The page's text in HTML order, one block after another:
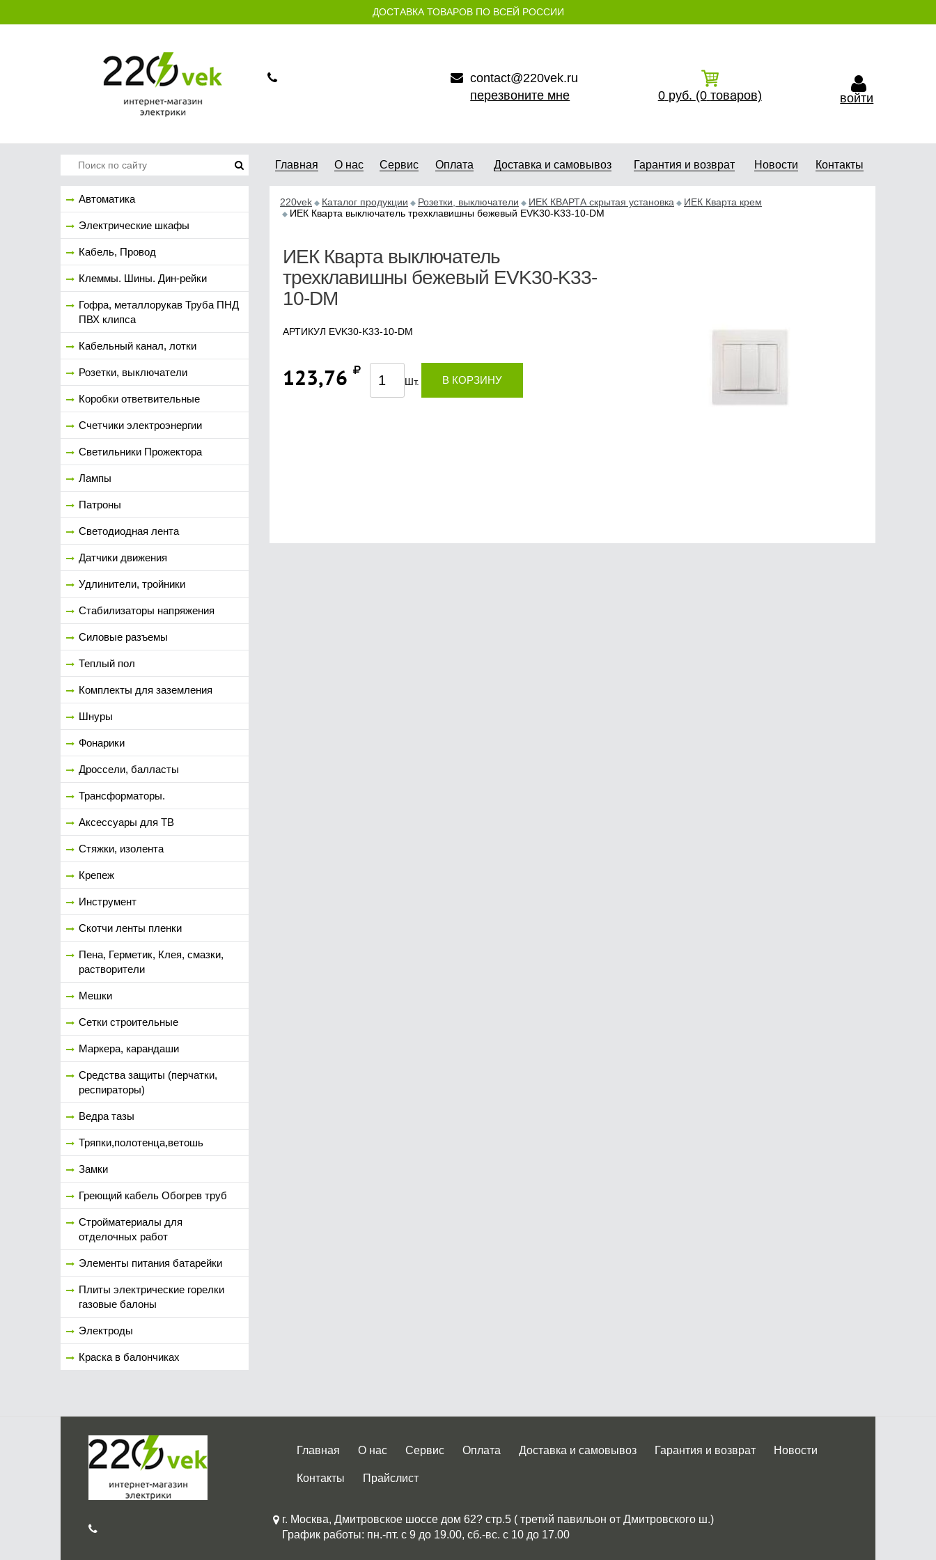
ДОСТАВКА ТОВАРОВ ПО ВСЕЙ РОССИИ
contact@220vek.ru
перезвоните мне
0 руб. (0 товаров) войти
Автоматика
Электрические шкафы
Кабель, Провод
Клеммы. Шины. Дин-рейки
Гофра, металлорукав Труба ПНД
ПВХ клипса
Кабельный канал, лотки
Розетки, выключатели
Коробки ответвительные
Счетчики электроэнергии
Светильники Прожектора
Лампы
Патроны
Светодиодная лента
Датчики движения
Удлинители, тройники
Стабилизаторы напряжения
Силовые разъемы
Теплый пол
Комплекты для заземления
Шнуры
Фонарики
Дроссели, балласты
Трансформаторы.
Аксессуары для ТВ
Стяжки, изолента
Крепеж
Инструмент
Скотчи ленты пленки
Пена, Герметик, Клея, смазки,
растворители
Мешки
Сетки строительные
Маркера, карандаши
Средства защиты (перчатки,
респираторы)
Ведра тазы
Тряпки,полотенца,ветошь
Замки
Греющий кабель Обогрев труб
Стройматериалы для
отделочных работ
Элементы питания батарейки
Плиты электрические горелки
газовые балоны
Электроды
Краска в балончиках
Главная О нас Сервис Оплата Доставка и самовывоз Гарантия и возврат Новости Контакты
220vek Каталог продукции Розетки, выключатели ИЕК КВАРТА скрытая установка
ИЕК Кварта крем
ИЕК Кварта выключатель трехклавишны бежевый EVK30-K33-10-DM
ИЕК Кварта выключатель
трехклавишны бежевый EVK30-K33-
10-DM
АРТИКУЛ EVK30-K33-10-DM
123,76 Шт. В КОРЗИНУ
Главная О нас Сервис Оплата Доставка и самовывоз Гарантия и возврат Новости
Контакты Прайслист
г. Москва, Дмитровское шоссе дом 62? стр.5 ( третий павильон от Дмитровского ш.)
График работы: пн.-пт. с 9 до 19.00, сб.-вс. с 10 до 17.00